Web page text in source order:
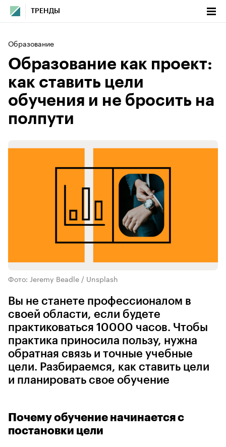
ТРЕНДЫ
Образование
Образование как проект:
как ставить цели
обучения и не бросить на
полпути
Фото: Jeremy Beadle / Unsplash
Вы не станете профессионалом в
своей области, если будете
практиковаться 10000 часов. Чтобы
практика приносила пользу, нужна
обратная связь и точные учебные
цели. Разбираемся, как ставить цели
и планировать свое обучение
Почему обучение начинается с
постановки цели